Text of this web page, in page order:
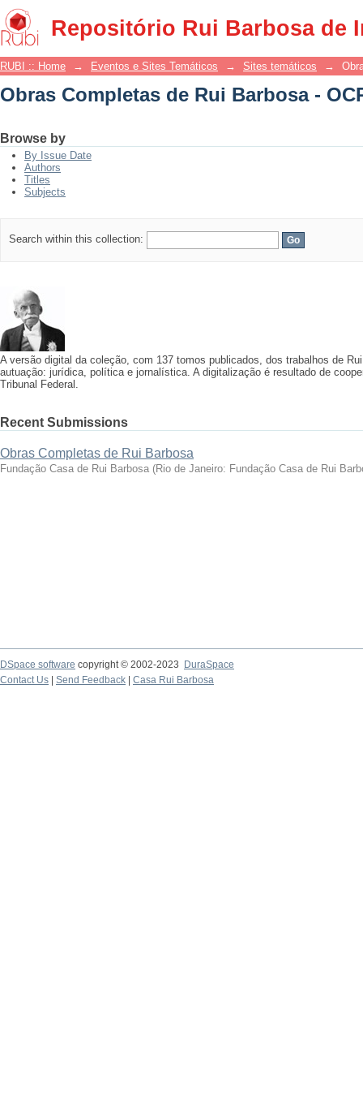
Repositório Rui Barbosa de
Obras Completas de Rui Barbosa -
RUBI :: Home → Eventos e Sites Temáticos → Sites temáticos →
Obras Completas de Rui Barbosa -
Browse by
By Issue Date
Authors
Titles
Subjects
Search within this collection:
A versão digital da coleção, com 137 tomos publicados, dos trabalhos de
autuação: jurídica, política e jornalística. A digitalização é resultado de
Tribunal Federal.
Recent Submissions
Obras Completas de Rui Barbosa
Fundação Casa de Rui Barbosa (Rio de Janeiro: Fundação Casa de Rui
DSpace software copyright © 2002-2023
DuraSpace
Contact Us
Send Feedback Casa Rui Barbosa